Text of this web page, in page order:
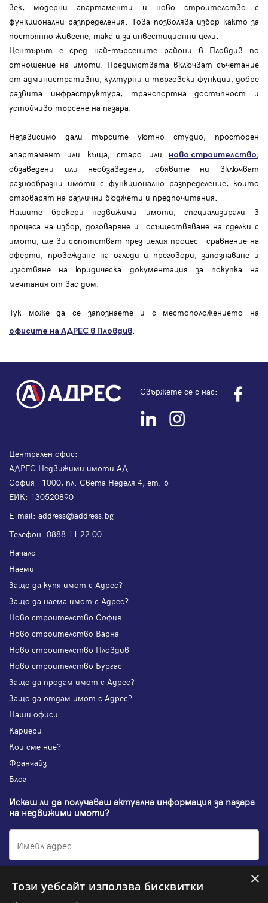
век, модерни апартаменти и ново строителство с
функционални разпределения. Това позволява избор както за
постоянно живеене, така и за инвестиционни цели.
Центърът е сред най-търсените райони в Пловдив по
отношение на имоти. Предимствата включват съчетание
от административни, културни и търговски функции, добре
развита инфраструктура, транспортна достъпност и
устойчиво търсене на пазара.
Независимо дали търсите уютно студио, просторен
апартамент или къща, старо или
ново строителство,
обзаведени или необзаведени, обявите ни включват
разнообразни имоти с функционално разпределение, които
отговарят на различни бюджети и предпочитания.
Нашите брокери недвижими имоти, специализирали в
процеса на избор, договаряне и осъществяване на сделки с
имоти, ще ви съпътстват през целия процес - сравнение на
оферти, провеждане на огледи и преговори, запознаване и
изготвяне на юридическа документация за покупка на
мечтания от вас дом.
Тук може да се запознаете и с местоположението на
офисите на АДРЕС в Пловдив
Свържете се с нас:
Централен офис:
АДРЕС Недвижими имоти АД
София - 1000, пл. Света Неделя 4, ет. 6
ЕИК: 130520890
Е-mail: address@address.bg
Телефон: 0888 11 22 00
Начало
Наеми
Защо да купя имот с Адрес?
Защо да наема имот с Адрес?
Ново строителство София
Ново строителство Варна
Ново строителство Пловдив
Ново строителство Бургас
Защо да продам имот с Адрес?
Защо да отдам имот с Адрес?
Наши офиси
Кариери
Кои сме ние?
Франчайз
Блог
Искаш ли да получаваш актуална информация за пазара
на недвижими имоти?
Абонирам се ×
Този уебсайт използва бисквитки